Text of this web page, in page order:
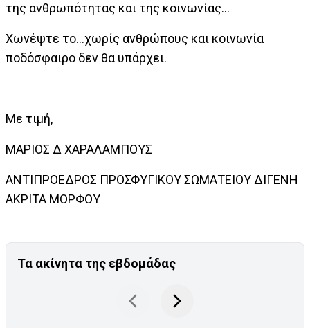
της ανθρωπότητας και της κοινωνίας...
Χωνέψτε το...χωρίς ανθρώπους και κοινωνία
ποδόσφαιρο δεν θα υπάρχει.
Με τιμή,
ΜΑΡΙΟΣ Δ ΧΑΡΑΛΑΜΠΟΥΣ
ΑΝΤΙΠΡΟΕΔΡΟΣ ΠΡΟΣΦΥΓΙΚΟΥ ΣΩΜΑΤΕΙΟΥ ΔΙΓΕΝΗ
ΑΚΡΙΤΑ ΜΟΡΦΟΥ
Τα ακίνητα της εβδομάδας